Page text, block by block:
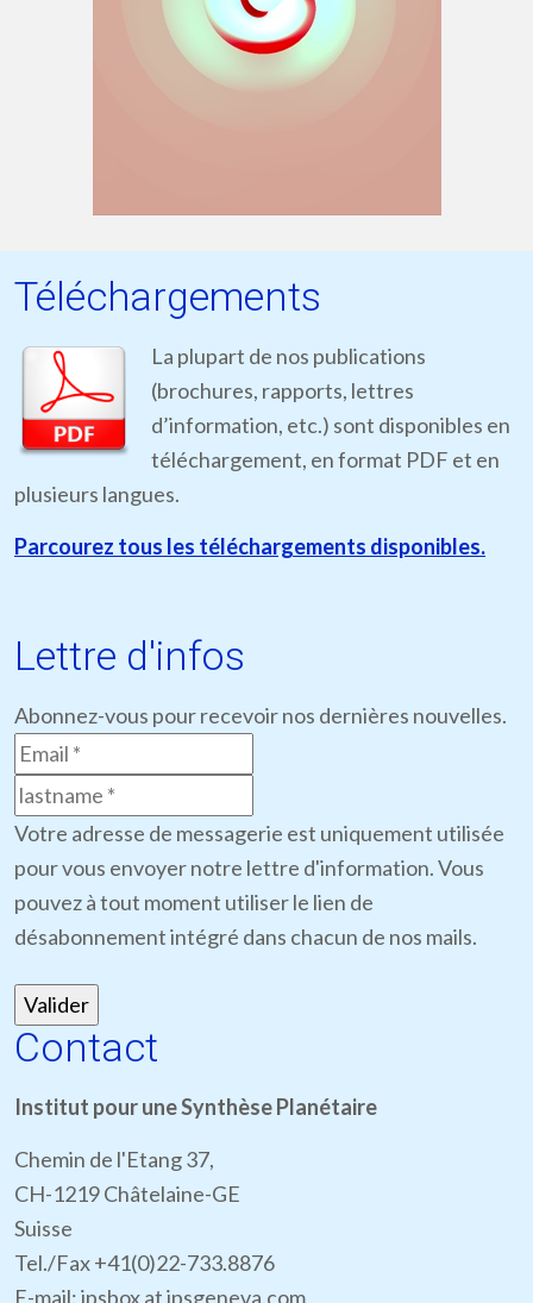
Téléchargements
La plupart de nos publications
(brochures, rapports, lettres
d’information, etc.) sont disponibles en
téléchargement, en format PDF et en
plusieurs langues.
Parcourez tous les téléchargements disponibles.
Lettre d'infos
Abonnez-vous pour recevoir nos dernières nouvelles.
Votre adresse de messagerie est uniquement utilisée
pour vous envoyer notre lettre d'information. Vous
pouvez à tout moment utiliser le lien de
désabonnement intégré dans chacun de nos mails.
Contact
Institut pour une Synthèse Planétaire
Chemin de l'Etang 37,
CH-1219 Châtelaine-GE
Suisse
Tel./Fax +41(0)22-733.8876
E-mail: ipsbox at ipsgeneva.com